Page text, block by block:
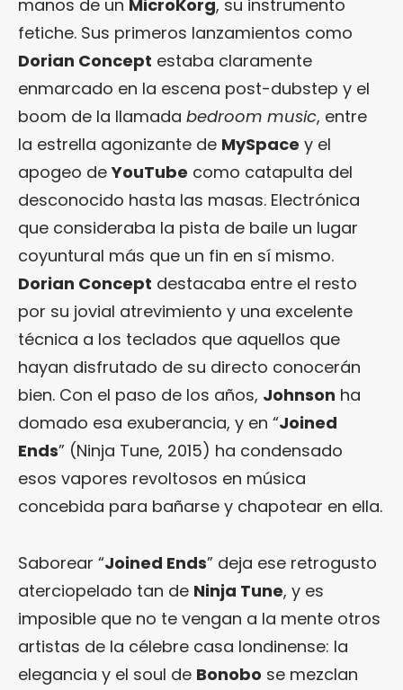
manos de un MicroKorg, su instrumento
fetiche. Sus primeros lanzamientos como
Dorian Concept estaba claramente
enmarcado en la escena post-dubstep y el
boom de la llamada bedroom music, entre
la estrella agonizante de MySpace y el
apogeo deYouTube como catapulta del
desconocido hasta las masas. Electrónica
que consideraba la pista de baile un lugar
coyuntural más que un fin en sí mismo.
Dorian Concept destacaba entre el resto
por su jovial atrevimiento y una excelente
técnica a los teclados que aquellos que
hayan disfrutado de su directo conocerán
bien. Con el paso de los años, Johnson ha
domado esa exuberancia, y en “Joined
Ends” (Ninja Tune, 2015) ha condensado
esos vapores revoltosos en música
concebida para bañarse y chapotear en ella.
Saborear “Joined Ends” deja ese retrogusto
aterciopelado tan de Ninja Tune, y es
imposible que no te vengan a la mente otros
artistas de la célebre casa londinense: la
elegancia y el soul de Bonobo se mezclan